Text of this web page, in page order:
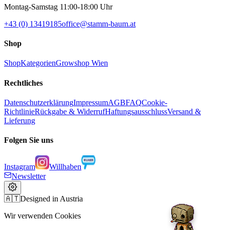
Montag-Samstag 11:00-18:00 Uhr
+43 (0) 13419185office@stamm-baum.at
Shop
ShopKategorienGrowshop Wien
Rechtliches
DatenschutzerklärungImpressumAGBFAQCookie-
RichtlinieRückgabe & WiderrufHaftungsausschlussVersand &
Lieferung
Folgen Sie uns
Instagram
Willhaben
Newsletter
🇦🇹Designed in Austria
Wir verwenden Cookies